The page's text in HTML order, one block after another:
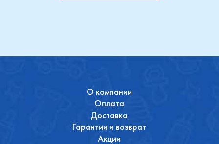
О компании
Оплата
Доставка
Гарантии и возврат
Акции